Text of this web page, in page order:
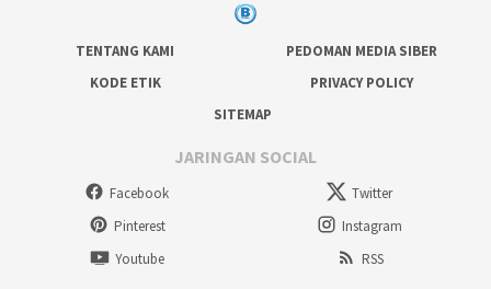
TENTANG KAMI
PEDOMAN MEDIA SIBER
KODE ETIK
PRIVACY POLICY
SITEMAP
JARINGAN SOCIAL
Facebook
Twitter
Pinterest
Instagram
Youtube
RSS